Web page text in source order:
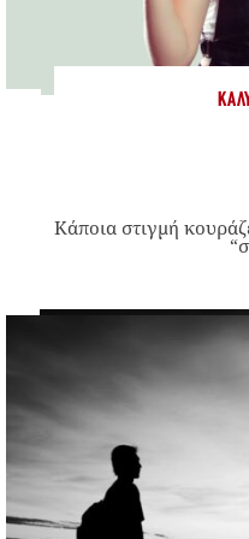
Κάποια στιγμή